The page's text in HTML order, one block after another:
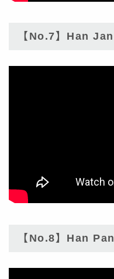
【No.7】Han Jan
【No.8】Han Pan